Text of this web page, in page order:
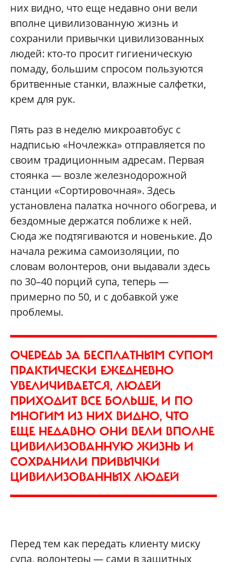
них видно, что еще недавно они вели
вполне цивилизованную жизнь и
сохранили привычки цивилизованных
людей: кто-то просит гигиеническую
помаду, большим спросом пользуются
бритвенные станки, влажные салфетки,
крем для рук.
Пять раз в неделю микроавтобус с
надписью «Ночлежка» отправляется по
своим традиционным адресам. Первая
стоянка — возле железнодорожной
станции «Сортировочная». Здесь
установлена палатка ночного обогрева, и
бездомные держатся поближе к ней.
Сюда же подтягиваются и новенькие. До
начала режима самоизоляции, по
словам волонтеров, они выдавали здесь
по 30–40 порций супа, теперь —
примерно по 50, и с добавкой уже
проблемы.
ОЧЕРЕДЬ ЗА БЕСПЛАТНЫМ СУПОМ
ПРАКТИЧЕСКИ ЕЖЕДНЕВНО
УВЕЛИЧИВАЕТСЯ, ЛЮДЕЙ
ПРИХОДИТ ВСЕ БОЛЬШЕ, И ПО
МНОГИМ ИЗ НИХ ВИДНО, ЧТО
ЕЩЕ НЕДАВНО ОНИ ВЕЛИ ВПОЛНЕ
ЦИВИЛИЗОВАННУЮ ЖИЗНЬ И
СОХРАНИЛИ ПРИВЫЧКИ
ЦИВИЛИЗОВАННЫХ ЛЮДЕЙ
Перед тем как передать клиенту миску
супа, волонтеры — сами в защитных